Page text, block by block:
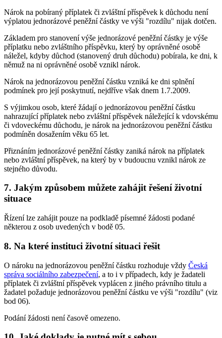
Nárok na pobíraný příplatek či zvláštní příspěvek k důchodu není
výplatou jednorázové peněžní částky ve výši "rozdílu" nijak dotčen.
Základem pro stanovení výše jednorázové peněžní částky je výše
příplatku nebo zvláštního příspěvku, který by oprávněné osobě
náležel, kdyby důchod (stanovený druh důchodu) pobírala, ke dni, k
němuž na ni oprávněné osobě vznikl nárok.
Nárok na jednorázovou peněžní částku vzniká ke dni splnění
podmínek pro její poskytnutí, nejdříve však dnem 1.7.2009.
S výjimkou osob, které žádají o jednorázovou peněžní částku
nahrazující příplatek nebo zvláštní příspěvek náležející k vdovskému
či vdoveckému důchodu, je nárok na jednorázovou peněžní částku
podmíněn dosažením věku 65 let.
Přiznáním jednorázové peněžní částky zaniká nárok na příplatek
nebo zvláštní příspěvek, na který by v budoucnu vznikl nárok ze
stejného důvodu.
7. Jakým způsobem můžete zahájit řešení životní
situace
Řízení lze zahájit pouze na podkladě písemné žádosti podané
některou z osob uvedených v bodě 05.
8. Na které instituci životní situaci řešit
O nároku na jednorázovou peněžní částku rozhoduje vždy Česká
správa sociálního zabezpečení, a to i v případech, kdy je žadateli
příplatek či zvláštní příspěvek vyplácen z jiného právního titulu a
žadatel požaduje jednorázovou peněžní částku ve výši "rozdílu" (viz
bod 06).
Podání žádosti není časově omezeno.